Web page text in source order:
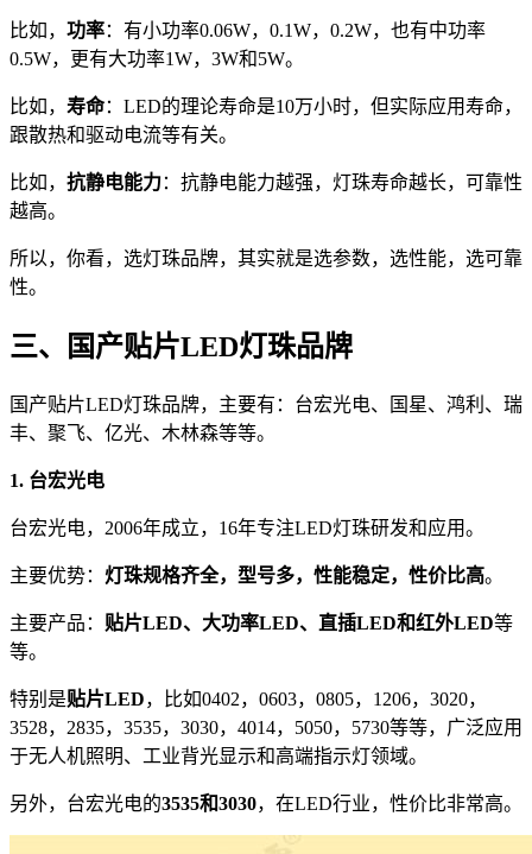
比如， 功率：有小功率0.06W，0.1W，0.2W，也有中功率
0.5W，更有大功率1W，3W和5W。
比如， 寿命：LED的理论寿命是10万小时，但实际应用寿命，
跟散热和驱动电流等有关。
比如， 抗静电能力：抗静电能力越强，灯珠寿命越长，可靠性
越高。
所以，你看，选灯珠品牌，其实就是选参数，选性能，选可靠
性。
三、国产贴片LED灯珠品牌
国产贴片LED灯珠品牌，主要有：台宏光电、国星、鸿利、瑞
丰、聚飞、亿光、木林森等等。
1. 台宏光电
台宏光电，2006年成立，16年专注LED灯珠研发和应用。
主要优势： 灯珠规格齐全，型号多，性能稳定，性价比高。
主要产品： 贴片LED、大功率LED、直插LED和红外LED等
等。
特别是贴片LED，比如0402，0603，0805，1206，3020，
3528，2835，3535，3030，4014，5050，5730等等，广泛应用
于无人机照明、工业背光显示和高端指示灯领域。
另外，台宏光电的3535和3030，在LED行业，性价比非常高。